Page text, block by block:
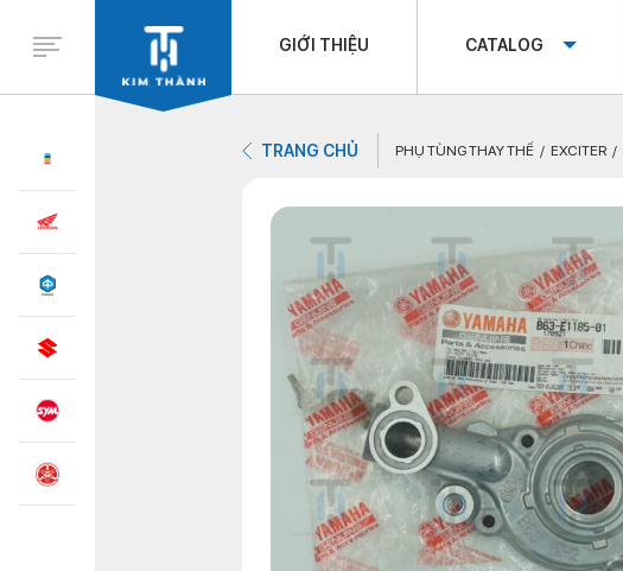
GIỚI THIỆU CATALOG
TRANG CHỦ PHỤ TÙNG THAY THẾ EXCITER